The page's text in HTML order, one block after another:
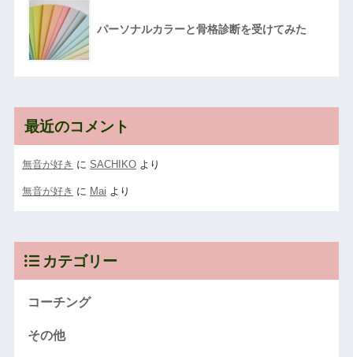
パーソナルカラーと骨格診断を受けてみた
最近のコメント
無音が好き に SACHIKOより
無音が好き に Mai より
カテゴリー
コーチング
その他